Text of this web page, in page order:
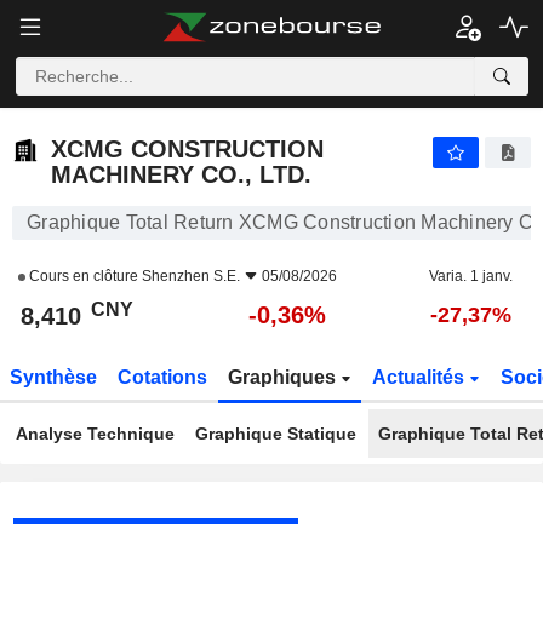
XCMG CONSTRUCTION
MACHINERY CO., LTD.
Graphique Total Return XCMG Construction Machinery
Cours en clôture Shenzhen S.E. 05/08/2026 Varia. 1 janv.
8,410 CNY -0,36% -27,37%
Synthèse Cotations Graphiques Actualités
Analyse Technique Graphique Statique Graphique Total